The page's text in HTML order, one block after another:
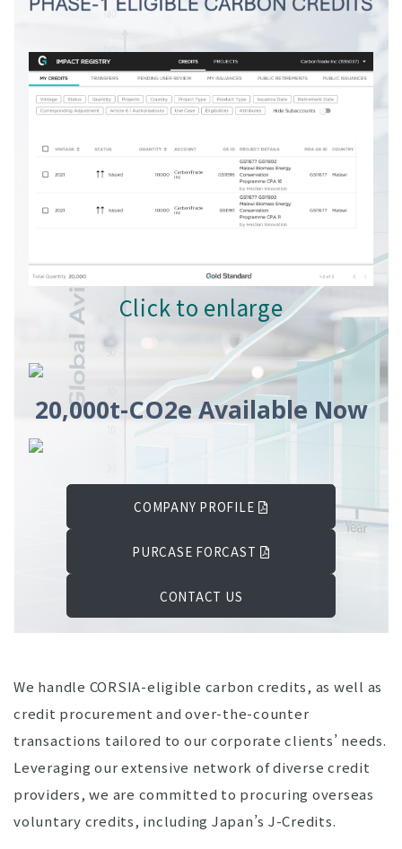
Click to enlarge
20,000t-CO2e Available Now
COMPANY PROFILE
PURCASE FORCAST
CONTACT US
We handle CORSIA-eligible carbon credits, as well as
credit procurement and over-the-counter
transactions tailored to our corporate clients’ needs.
Leveraging our extensive network of diverse credit
providers, we are committed to procuring overseas
voluntary credits, including Japan’s J-Credits.